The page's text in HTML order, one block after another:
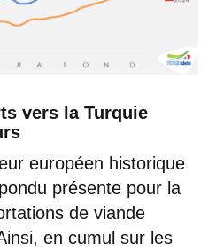
vers la Turquie
européen historique
présente pour la
de viande
en cumul sur les